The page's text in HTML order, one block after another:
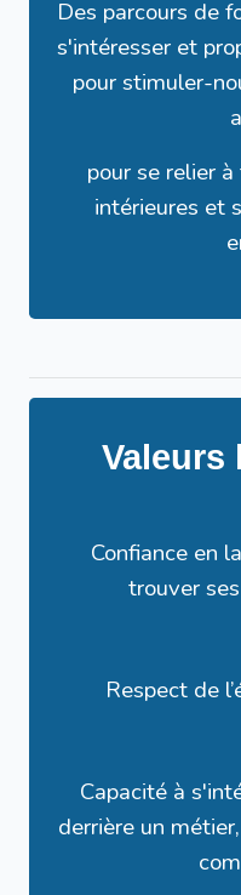
Des parcours de
s'intéresser et
pour stimuler-
pour se relier
intérieures et
Valeurs
Confiance en
trouver
Respect de
Capacité à
derrière un